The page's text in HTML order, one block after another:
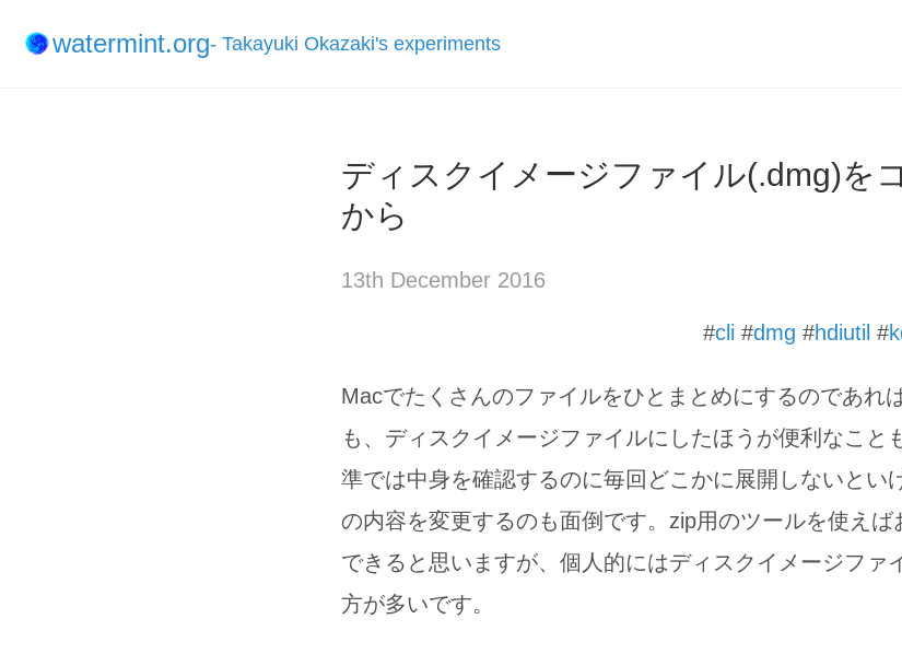
watermint.org- Takayuki Okazaki's experiments
ディスクイメージファイル(.dmg)を
から
13th December 2016
#cli #dmg #hdiutil #
Macでたくさんのファイルをひとまとめにするのであれ
も、ディスクイメージファイルにしたほうが便利なこと
準では中身を確認するのに毎回どこかに展開しないとい
の内容を変更するのも面倒です。zip用のツールを使え
できると思いますが、個人的にはディスクイメージファ
方が多いです。